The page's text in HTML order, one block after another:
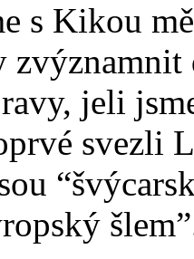
s Kikou
jeli
svezli